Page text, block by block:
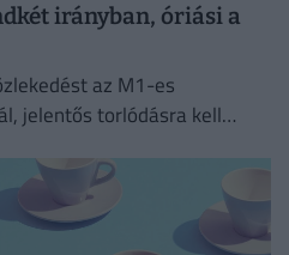
irányban, óriási a
az M1-es
jelentős torlódásra kell